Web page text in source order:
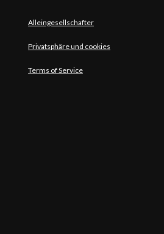
Alleingesellschafter
Privatsphäre und cookies
Terms of Service